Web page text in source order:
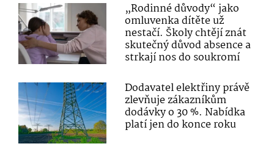
„Rodinné důvody“ jako
omluvenka dítěte už
nestačí. Školy chtějí znát
skutečný důvod absence a
strkají nos do soukromí
Dodavatel elektřiny právě
zlevňuje zákazníkům
dodávky o 30 %. Nabídka
platí jen do konce roku